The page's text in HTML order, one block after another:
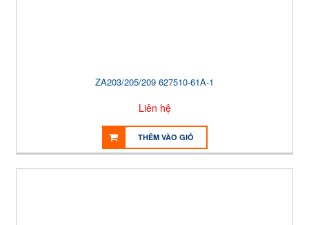
ZA203/205/209 627510-61A-1
Liên hệ
THÊM VÀO GIỎ